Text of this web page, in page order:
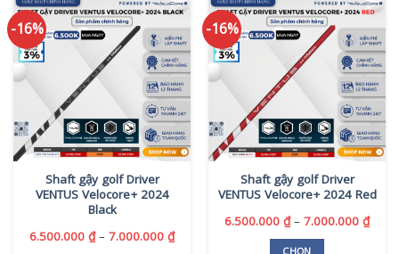
-16%
Shaft gậy golf Driver
VENTUS Velocore+ 2024
Black
6.500.000 ₫ – 7.000.000 ₫Khoảng
-16%
Shaft gậy golf Driver
VENTUS Velocore+ 2024 Red
6.500.000 ₫ – 7.000.000 ₫
CHỌN